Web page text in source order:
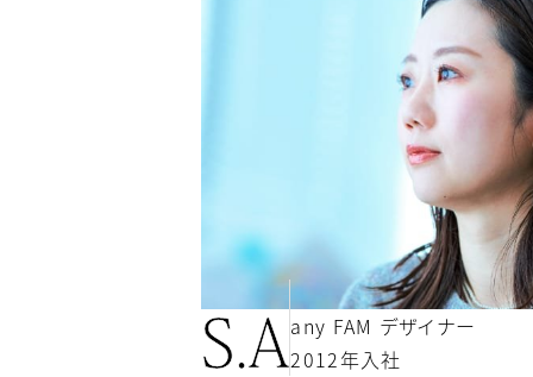
S.A any FAM デザイナー
2012年入社